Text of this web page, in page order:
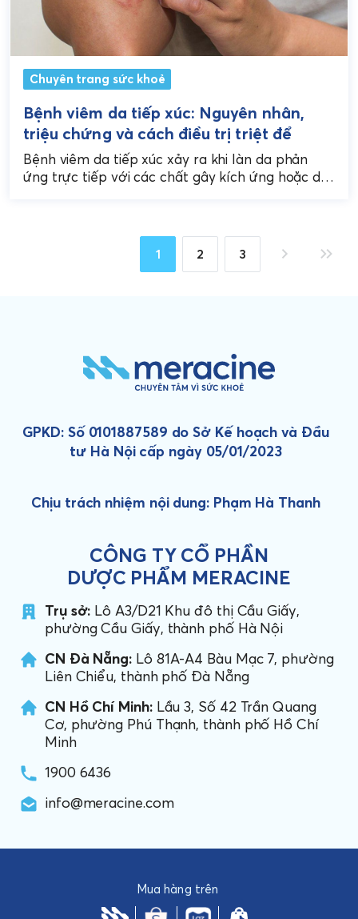
Chuyên trang sức khoẻ
Bệnh viêm da tiếp xúc: Nguyên nhân,
triệu chứng và cách điều trị triệt để
Bệnh viêm da tiếp xúc xảy ra khi làn da phản
ứng trực tiếp với các chất gây kích ứng hoặc dị
1 2 3
GPKD: Số 0101887589 do Sở Kế hoạch và Đầu
tư Hà Nội cấp ngày 05/01/2023
Chịu trách nhiệm nội dung: Phạm Hà Thanh
CÔNG TY CỔ PHẦN
DƯỢC PHẨM MERACINE
Trụ sở: Lô A3/D21 Khu đô thị Cầu Giấy,
phường Cầu Giấy, thành phố Hà Nội
CN Đà Nẵng: Lô 81A-A4 Bàu Mạc 7, phường
Liên Chiểu, thành phố Đà Nẵng
CN Hồ Chí Minh:Lầu 3, Số 42 Trần Quang
Cơ, phường Phú Thạnh, thành phố Hồ Chí
Minh
1900 6436
info@meracine.com
Mua hàng trên